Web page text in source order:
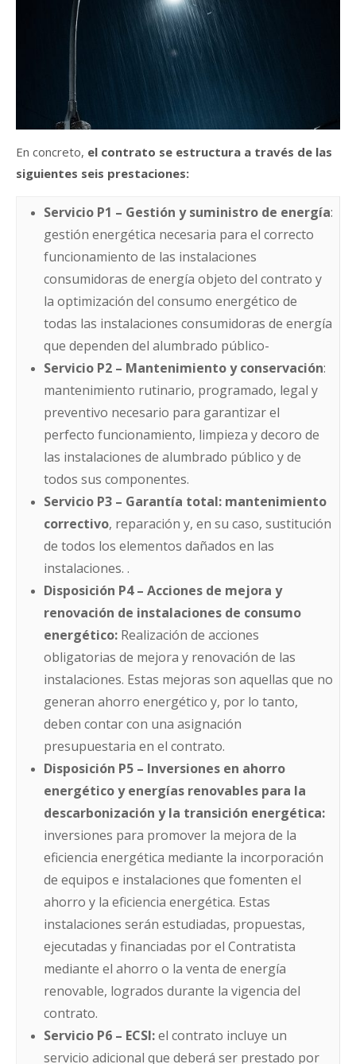
En concreto, el contrato se estructura a través de las
siguientes seis prestaciones:
Servicio P1 – Gestión y suministro de energía:
gestión energética necesaria para el correcto
funcionamiento de las instalaciones
consumidoras de energía objeto del contrato y
la optimización del consumo energético de
todas las instalaciones consumidoras de energía
que dependen del alumbrado público-
Servicio P2 – Mantenimiento y conservación:
mantenimiento rutinario, programado, legal y
preventivo necesario para garantizar el
perfecto funcionamiento, limpieza y decoro de
las instalaciones de alumbrado público y de
todos sus componentes.
Servicio P3 – Garantía total: mantenimiento
correctivo, reparación y, en su caso, sustitución
de todos los elementos dañados en las
instalaciones. .
Disposición P4 – Acciones de mejora y
renovación de instalaciones de consumo
energético: Realización de acciones
obligatorias de mejora y renovación de las
instalaciones. Estas mejoras son aquellas que no
generan ahorro energético y, por lo tanto,
deben contar con una asignación
presupuestaria en el contrato.
Disposición P5 – Inversiones en ahorro
energético y energías renovables para la
descarbonización y la transición energética:
inversiones para promover la mejora de la
eficiencia energética mediante la incorporación
de equipos e instalaciones que fomenten el
ahorro y la eficiencia energética. Estas
instalaciones serán estudiadas, propuestas,
ejecutadas y financiadas por el Contratista
mediante el ahorro o la venta de energía
renovable, logrados durante la vigencia del
contrato.
Servicio P6 – ECSI:el contrato incluye un
servicio adicional que deberá ser prestado por